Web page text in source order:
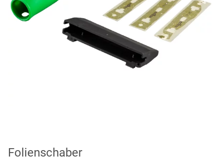
Folienschaber